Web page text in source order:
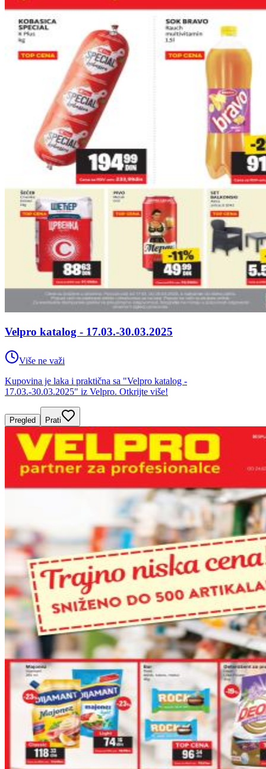
Velpro katalog - 17.03.-30.03.2025
Više ne važi
Kupovina je laka i praktična sa "Velpro katalog -
17.03.-30.03.2025" iz Velpro. Otkrijte više!
Pregled Prati